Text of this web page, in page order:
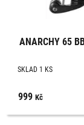
ANARCHY 65
SKLAD 1 KS
999Kč